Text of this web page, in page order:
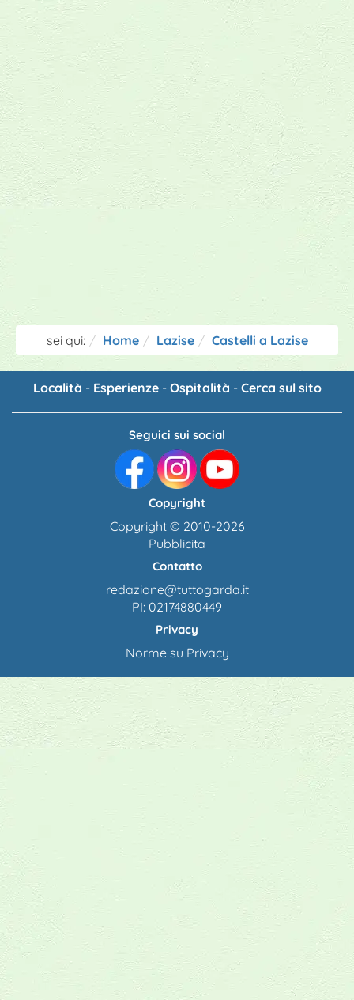
sei qui: Home Lazise Castelli a Lazise
Località - Esperienze- Ospitalità - Cerca sul sito
Seguici sui social
Copyright
Copyright © 2010-2026
Pubblicita
Contatto
redazione@tuttogarda.it
PI: 02174880449
Privacy
Norme su Privacy